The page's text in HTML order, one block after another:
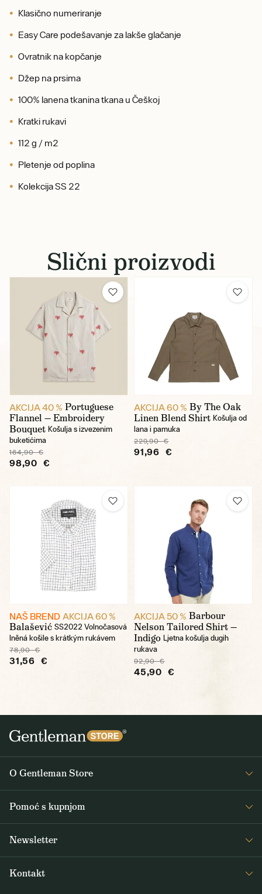
Klasično numeriranje
Easy Care podešavanje za lakše glačanje
Ovratnik na kopčanje
Džep na prsima
100% lanena tkanina tkana u Češkoj
Kratki rukavi
112 g / m2
Pletenje od poplina
Kolekcija SS 22
Slični proizvodi
AKCIJA 40 % Portuguese
Flannel — Embroidery
Bouquet Košulja s izvezenim
buketićima
164,90 €
98,90 €
AKCIJA 60 % By The Oak
Linen Blend Shirt Košulja od
lana i pamuka
229,90 €
91,96 €
NAŠ BREND AKCIJA 60 %
Balašević SS2022 Volnočasová
lněná košile s krátkým rukávem
78,90 €
31,56 €
AKCIJA 50 % Barbour
Nelson Tailored Shirt —
Indigo Ljetna košulja dugih
rukava
92,90 €
45,90 €
O Gentleman Store
Pomoć s kupnjom
Opći uvjeti poslovanja
Newsletter
novim proizvodima i posebnim ponudama
Kontakt